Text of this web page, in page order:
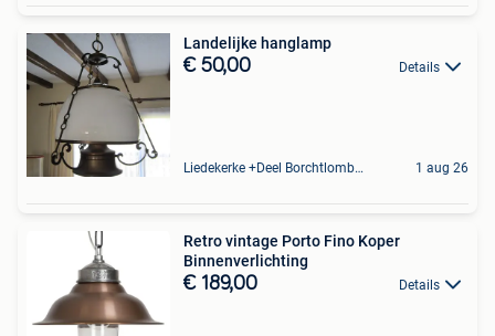
Landelijke hanglamp
€ 50,00 Details
Liedekerke +Deel Borchtlombeek 1 aug 26
Retro vintage Porto Fino Koper
Binnenverlichting
€ 189,00 Details